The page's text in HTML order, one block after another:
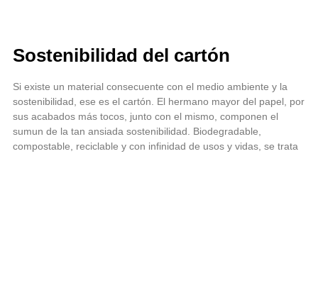
Sostenibilidad del cartón
Si existe un material consecuente con el medio ambiente y la
sostenibilidad, ese es el cartón. El hermano mayor del papel, por
sus acabados más tocos, junto con el mismo, componen el
sumun de la tan ansiada sostenibilidad. Biodegradable,
compostable, reciclable y con infinidad de usos y vidas, se trata